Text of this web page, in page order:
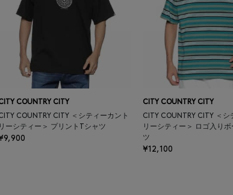
COUNTRY CITY
COUNTRY CITY ＜シティーカント
リーシティー＞ プリントTシャツ
CITY COUNTRY CITY
CITY COUNTRY CITY ＜シ
リーシティー＞ ロゴ入り
ツ
¥12,100